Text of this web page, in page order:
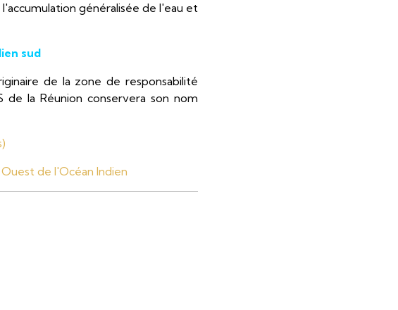
généralisée de l'eau et
sud
de la zone de responsabilité
la Réunion conservera son nom
de l'Océan Indien